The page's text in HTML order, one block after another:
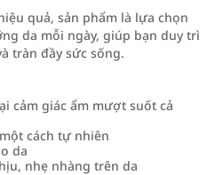
quả, sản phẩm là lựa chọn
da mỗi ngày, giúp bạn duy trì
tràn đầy sức sống.
cảm giác ẩm mượt suốt cả
cách tự nhiên
da
nhẹ nhàng trên da